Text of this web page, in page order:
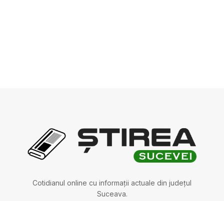
Cotidianul online cu informații actuale din județul
Suceava.